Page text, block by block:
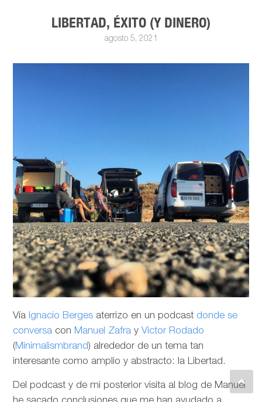
LIBERTAD, ÉXITO (Y DINERO)
agosto 5, 2021
Vía Ignacio Berges aterrizo en un podcast donde se
conversa con Manuel Zafra y Victor Rodado
(Minimalismbrand) alrededor de un tema tan
interesante como amplio y abstracto: la Libertad.
Del podcast y de mi posterior visita al blog de Manuel